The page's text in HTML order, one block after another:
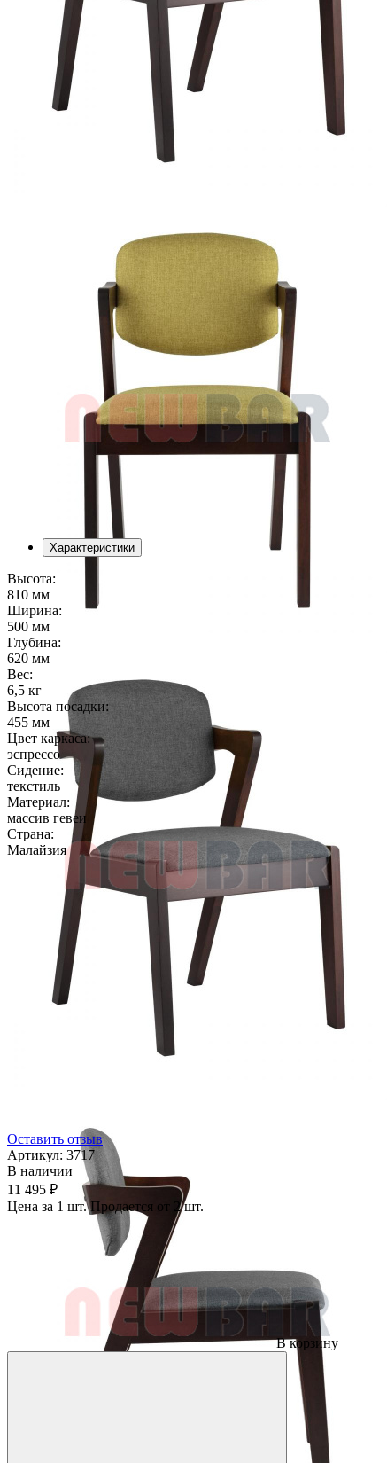
Характеристики
Высота:
810 мм
Ширина:
500 мм
Глубина:
620 мм
Вес:
6,5 кг
Высота посадки:
455 мм
Цвет каркаса:
эспрессо
Сидение:
текстиль
Материал:
массив гевеи
Страна:
Малайзия
Оставить отзыв
Артикул: 3717
В наличии
11 495 ₽
Цена за 1 шт. Продается от 2 шт.
В корзину